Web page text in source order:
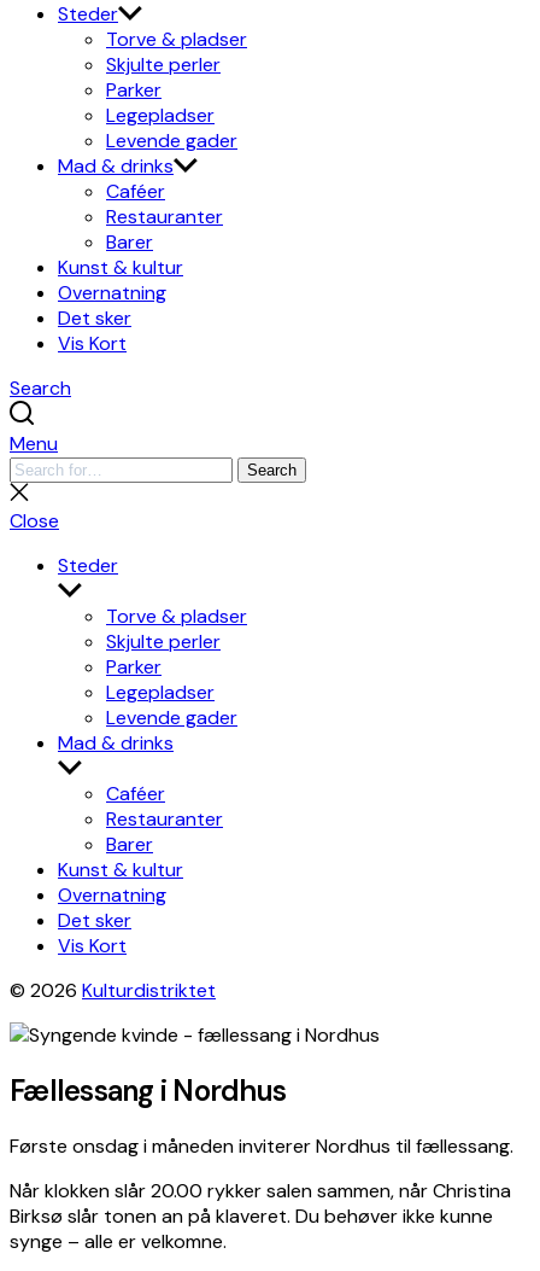
Steder
Torve & pladser
Skjulte perler
Parker
Legepladser
Levende gader
Mad & drinks
Caféer
Restauranter
Barer
Kunst & kultur
Overnatning
Det sker
Vis Kort
Search
Menu
Search
for:
Search
Close
search
Close
Steder
Show
sub
menu
Torve & pladser
Skjulte perler
Parker
Legepladser
Levende gader
Mad & drinks
Show
sub
menu
Caféer
Restauranter
Barer
Kunst & kultur
Overnatning
Det sker
Vis Kort
© 2026 Kulturdistriktet
Fællessang i Nordhus
Første onsdag i måneden inviterer Nordhus til fællessang.
Når klokken slår 20.00 rykker salen sammen, når Christina
Birksø slår tonen an på klaveret. Du behøver ikke kunne
synge – alle er velkomne.